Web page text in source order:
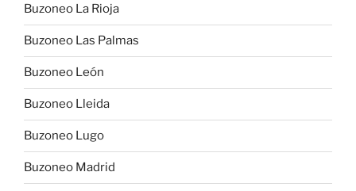
Buzoneo La Rioja
Buzoneo Las Palmas
Buzoneo León
Buzoneo Lleida
Buzoneo Lugo
Buzoneo Madrid